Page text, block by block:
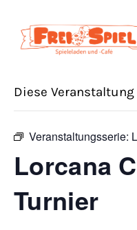
« Alle Veranstaltungen
Diese
Veranstaltungsserie:
Lorcana
Turnier